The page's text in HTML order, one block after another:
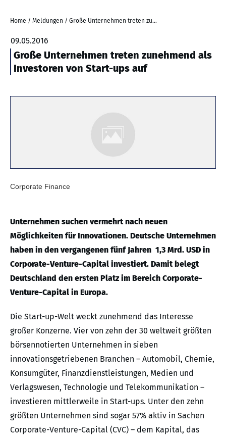
Home / Meldungen / Große Unternehmen treten zunehmend als Investoren von Start-ups auf
09.05.2016
Große Unternehmen treten zunehmend als
Investoren von Start-ups auf
Corporate Finance
Unternehmen suchen vermehrt nach neuen
Möglichkeiten für Innovationen. Deutsche Unternehmen
haben in den vergangenen fünf Jahren 1,3 Mrd. USD in
Corporate-Venture-Capital investiert. Damit belegt
Deutschland den ersten Platz im Bereich Corporate-
Venture-Capital in Europa.
Die Start-up-Welt weckt zunehmend das Interesse
großer Konzerne. Vier von zehn der 30 weltweit größten
börsennotierten Unternehmen in sieben
innovationsgetriebenen Branchen – Automobil, Chemie,
Konsumgüter, Finanzdienstleistungen, Medien und
Verlagswesen, Technologie und Telekommunikation –
investieren mittlerweile in Start-ups. Unter den zehn
größten Unternehmen sind sogar 57% aktiv in Sachen
Corporate-Venture-Capital (CVC) – dem Kapital, das